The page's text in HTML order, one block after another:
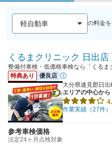
の料金
くるまクリニック 日出店
整備付車検・低価格車検なら「くるま
特典あり
優良店
大分県速見郡日
エリアの中心から
作業実績（27件）
参考車検価格
法定24ヶ月点検対象